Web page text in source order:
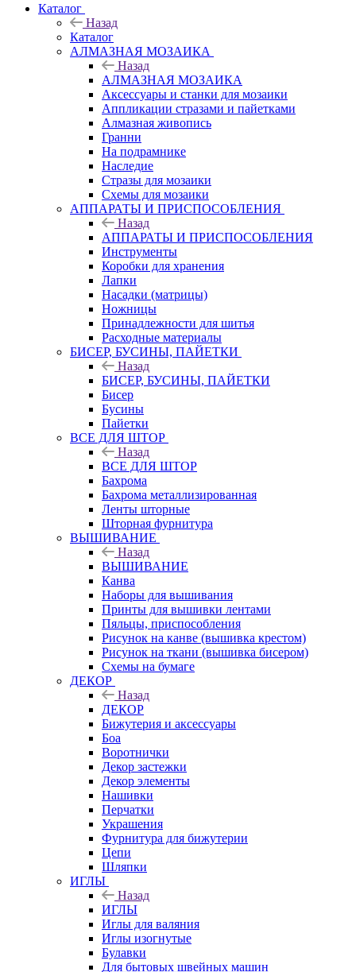
Каталог
Назад
Каталог
АЛМАЗНАЯ МОЗАИКА
Назад
АЛМАЗНАЯ МОЗАИКА
Аксессуары и станки для мозаики
Аппликации стразами и пайетками
Алмазная живопись
Гранни
На подрамнике
Наследие
Стразы для мозаики
Схемы для мозаики
АППАРАТЫ И ПРИСПОСОБЛЕНИЯ
Назад
АППАРАТЫ И ПРИСПОСОБЛЕНИЯ
Инструменты
Коробки для хранения
Лапки
Насадки (матрицы)
Ножницы
Принадлежности для шитья
Расходные материалы
БИСЕР, БУСИНЫ, ПАЙЕТКИ
Назад
БИСЕР, БУСИНЫ, ПАЙЕТКИ
Бисер
Бусины
Пайетки
ВСЕ ДЛЯ ШТОР
Назад
ВСЕ ДЛЯ ШТОР
Бахрома
Бахрома металлизированная
Ленты шторные
Шторная фурнитура
ВЫШИВАНИЕ
Назад
ВЫШИВАНИЕ
Канва
Наборы для вышивания
Принты для вышивки лентами
Пяльцы, приспособления
Рисунок на канве (вышивка крестом)
Рисунок на ткани (вышивка бисером)
Схемы на бумаге
ДЕКОР
Назад
ДЕКОР
Бижутерия и аксессуары
Боа
Воротнички
Декор застежки
Декор элементы
Нашивки
Перчатки
Украшения
Фурнитура для бижутерии
Цепи
Шляпки
ИГЛЫ
Назад
ИГЛЫ
Иглы для валяния
Иглы изогнутые
Булавки
Для бытовых швейных машин